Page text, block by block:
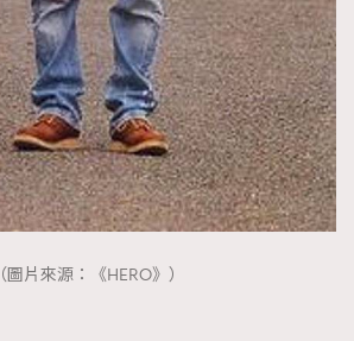
（圖片來源：《HERO》）